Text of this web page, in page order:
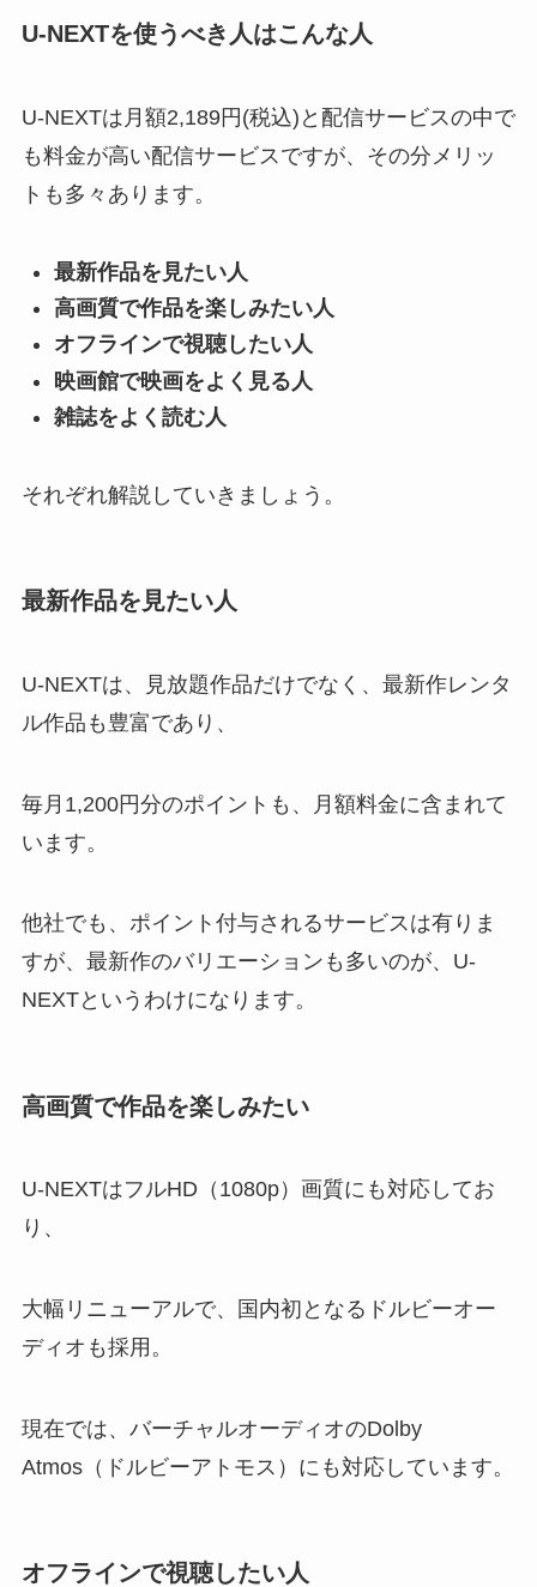
U-NEXTを使うべき人はこんな人
U-NEXTは月額2,189円(税込)と配信サービスの中で
も料金が高い配信サービスですが、その分メリッ
トも多々あります。
最新作品を見たい人
高画質で作品を楽しみたい人
オフラインで視聴したい人
映画館で映画をよく見る人
雑誌をよく読む人
それぞれ解説していきましょう。
最新作品を見たい人
U-NEXTは、見放題作品だけでなく、最新作レンタ
ル作品も豊富であり、
毎月1,200円分のポイントも、月額料金に含まれて
います。
他社でも、ポイント付与されるサービスは有りま
すが、最新作のバリエーションも多いのが、U-
NEXTというわけになります。
高画質で作品を楽しみたい
U-NEXTはフルHD（1080p）画質にも対応してお
り、
大幅リニューアルで、国内初となるドルビーオー
ディオも採用。
現在では、バーチャルオーディオのDolby
Atmos（ドルビーアトモス）にも対応しています。
オフラインで視聴したい人